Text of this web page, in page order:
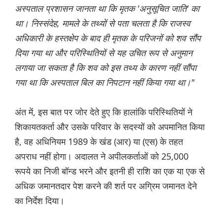
अस्पताल प्रशासन जानता था कि मृतक 'अनुसूचित जाति' का
था। निस्संदेह, मामले के तथ्यों से पता चलता है कि राजस्व
अधिकारी के हस्तक्षेप के बाद ही मृतक के परिजनों को शव सौंप
दिया गया था और परिस्थितियों से यह उचित रूप से अनुमान
लगाया जा सकता है कि शव को इस तथ्य के कारण नहीं सौंपा
गया था कि अस्पताल बिल का निपटान नहीं किया गया था।"
अंत में, इस बात पर जोर देते हुए कि हालांकि परिस्थितियों ने
शिकायतकर्ता और उसके परिवार के सदस्यों को अपमानित किया
है, वह अधिनियम 1989 के खंड (आर) या (एस) के तहत
अपराध नहीं होगा। अदालत ने अपीलकर्ताओं को 25,000
रूपये का निजी बॉन्ड भरने और इतनी ही राशि का एक या एक से
अधिक जमानतदार पेश करने की शर्त पर अग्रिम जमानत देने
का निर्देश दिया।